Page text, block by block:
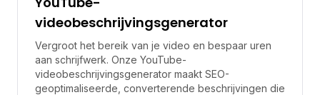
videobeschrijvingsgenerator
Vergroot het bereik van je video en bespaar uren
aan schrijfwerk. Onze YouTube-
videobeschrijvingsgenerator maakt SEO-
geoptimaliseerde, converterende beschrijvingen die